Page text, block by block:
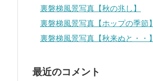
裏磐梯風景写真【秋の兆し】
裏磐梯風景写真【ホップの季節】
裏磐梯風景写真【秋来ぬと・・】
最近のコメント